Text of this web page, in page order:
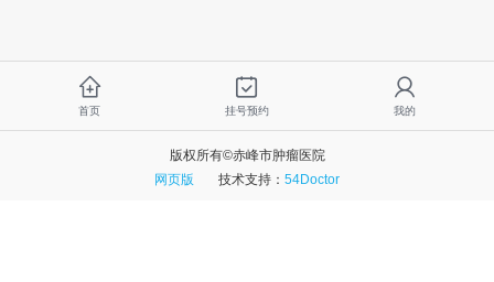
首页 挂号预约 我的
版权所有©赤峰市肿瘤医院
网页版
技术支持： 54Doctor